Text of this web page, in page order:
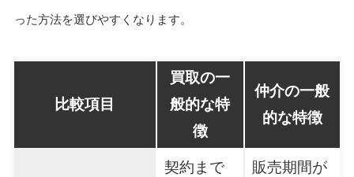
った方法を選びやすくなります。
比較項目
買取の一
般的な特
徴
仲介の一般
的な特徴
契約まで
販売期間が